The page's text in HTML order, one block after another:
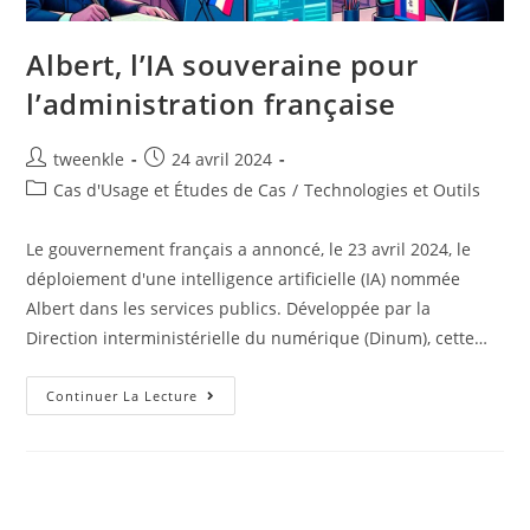
Albert, l’IA souveraine pour
l’administration française
Auteur/autrice
de
tweenkle
Post
published:
24 avril 2024
PostCas d'Usage et Études de Cas / Technologies et Outils
Le gouvernement français a annoncé, le 23 avril 2024, le
déploiement d'une intelligence artificielle (IA) nommée
Albert dans les services publics. Développée par la
Direction interministérielle du numérique (Dinum), cette…
Continuer La Lecture Albert,
L’IA